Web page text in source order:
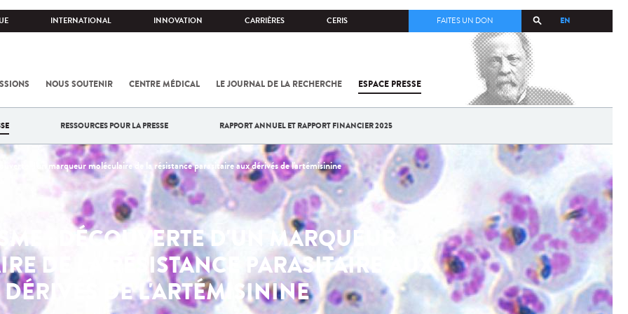
INTERNATIONAL INNOVATION CARRIÈRES CERIS EN
FAITES UN DON
NOUS SOUTENIR CENTRE MÉDICAL LE JOURNAL DE LA RECHERCHE ESPACE PRESSE
COV-2 /
L'INSTITUT
PASTEUR
RESSOURCES POUR LA PRESSE RAPPORT ANNUEL ET RAPPORT FINANCIER 2025
d'un marqueur moléculaire de la résistance parasitaire aux dérivés de l'artémisinine
: DÉCOUVERTE D'UN MARQUEUR
DE LA RÉSISTANCE PARASITAIRE AUX
DÉRIVÉS DE L'ARTÉMISININE